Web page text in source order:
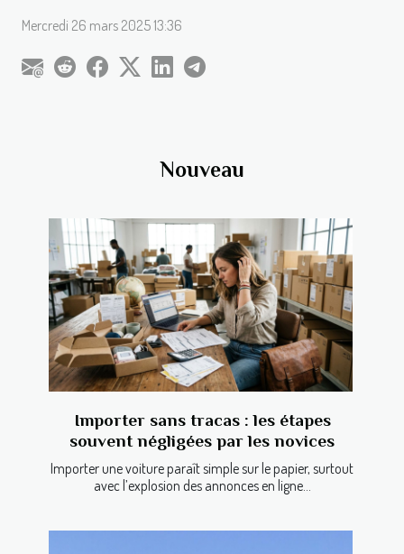
Mercredi 26 mars 2025 13:36
Nouveau
Importer sans tracas : les étapes
souvent négligées par les novices
Importer une voiture paraît simple sur le papier, surtout
avec l’explosion des annonces en ligne...